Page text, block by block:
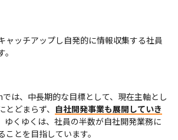
ャッチアップし自発的に情報収集する社員
は、中長期的な目標として、現在主軸とし
どまらず、 自社開発事業も展開していき
ゆくゆくは、社員の半数が自社開発業務に
とを目指しています。